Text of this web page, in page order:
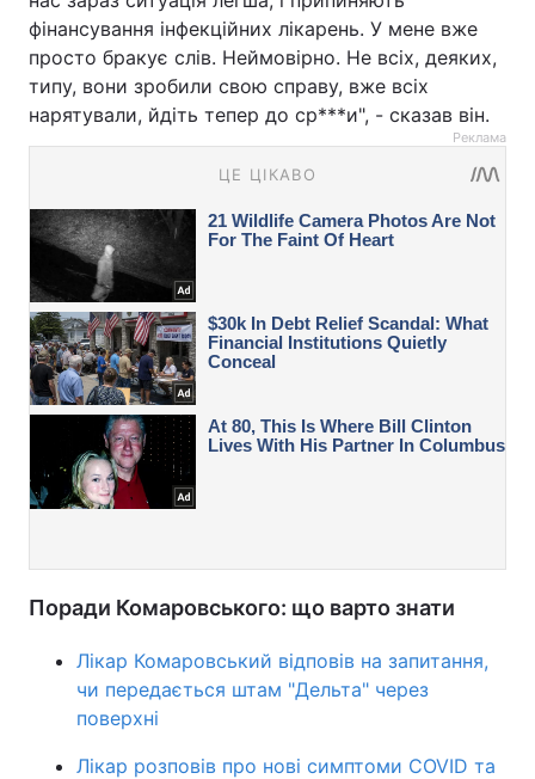
фінансування інфекційних лікарень. У мене вже
просто бракує слів. Неймовірно. Не всіх, деяких,
типу, вони зробили свою справу, вже всіх
нарятували, йдіть тепер до ср***и", - сказав він.
Реклама
Поради Комаровського: що варто знати
Лікар Комаровський відповів на запитання,
чи передається штам "Дельта" через
поверхні
Лікар розповів про нові симптоми COVID та